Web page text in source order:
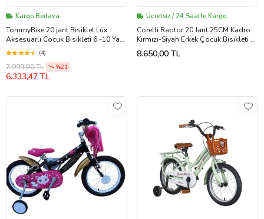
Kargo Bedava
TommyBike 20 jant Bisiklet Lüx
Aksesuarlı Cocuk Bisikleti 6 -10 Yaş
(Kırmızı)
(4)
7.999,00 TL %21
6.333,47 TL
Ücretsiz / 24 Saatte Kargo
Corelli Raptor 20 Jant 25CM Kadro
Kırmızı-Siyah Erkek Çocuk Bisikleti 5-
8 Yaş
8.650,00 TL